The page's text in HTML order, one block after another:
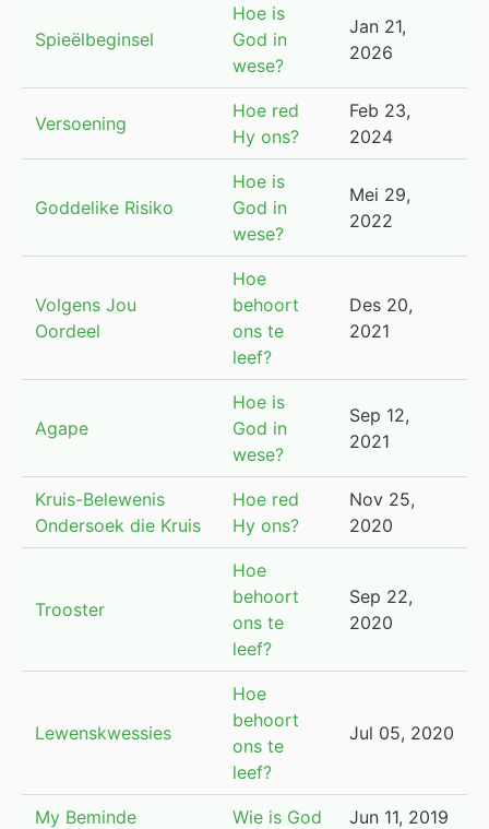
Spieëlbeginsel
Hoe is
God in
wese?
Jan 21,
2026
Versoening
Hoe red
Hy ons?
Feb 23,
2024
Goddelike Risiko
Hoe is
God in
wese?
Mei 29,
2022
Volgens Jou
Oordeel
Hoe
behoort
ons te
leef?
Des 20,
2021
Agape
Hoe is
God in
wese?
Sep 12,
2021
Kruis-Belewenis
Ondersoek die Kruis
Hoe red
Hy ons?
Nov 25,
2020
Trooster
Hoe
behoort
ons te
leef?
Sep 22,
2020
Lewenskwessies
Hoe
behoort
ons te
leef?
Jul 05, 2020
My Beminde Wie is God Jun 11, 2019